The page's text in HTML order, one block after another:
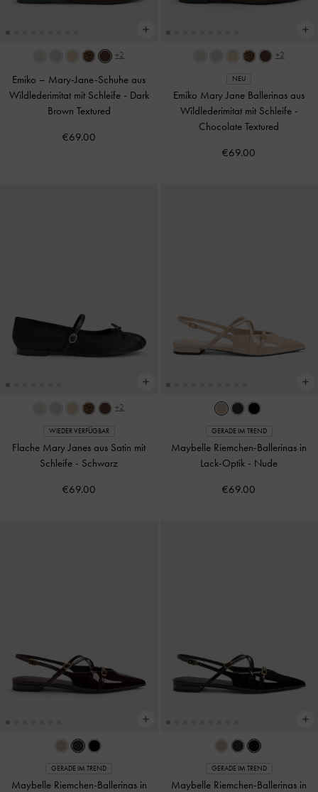
+2
Emiko – Mary-Jane-Schuhe aus
Wildlederimitat mit Schleife - Dark
Brown Textured
€69.00
+2
NEU
Emiko Mary Jane Ballerinas aus
Wildlederimitat mit Schleife -
Chocolate Textured
€69.00
+2
WIEDER VERFÜGBAR
Flache Mary Janes aus Satin mit
Schleife - Schwarz
€69.00
GERADE IM TREND
Maybelle Riemchen-Ballerinas in
Lack-Optik - Nude
€69.00
GERADE IM TREND
Maybelle Riemchen-Ballerinas in
GERADE IM TREND
Maybelle Riemchen-Ballerinas in